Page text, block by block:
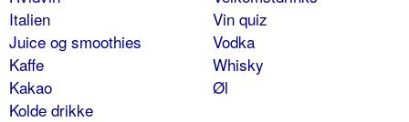
Italien
Juice og smoothies
Kaffe
Kakao
Kolde drikke
Vin quiz
Vodka
Whisky
Øl